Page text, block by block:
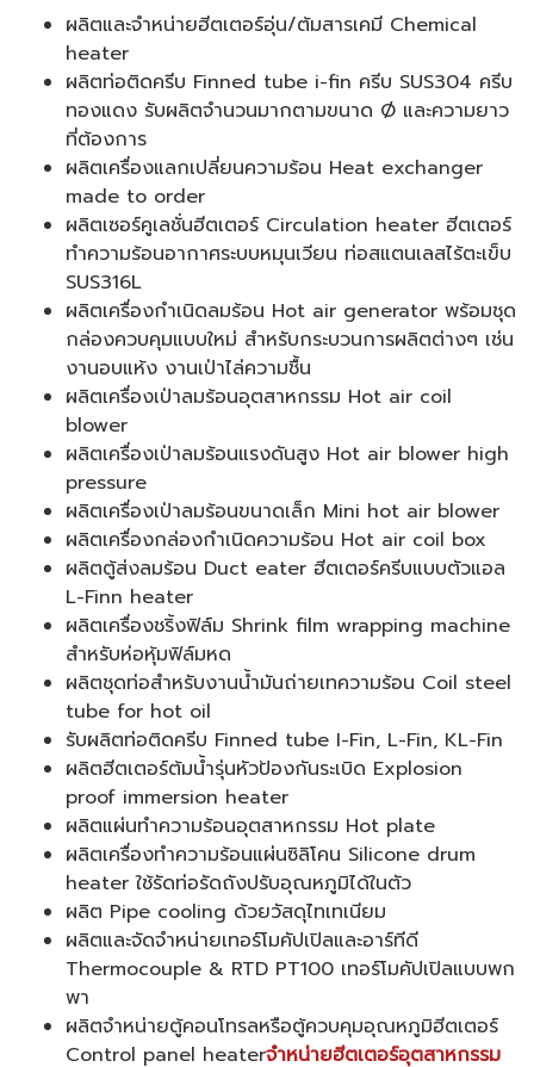
ผลิตและจำหน่ายฮีตเตอร์อุ่น/ต้มสารเคมี Chemical
heater
ผลิตท่อติดครีบ Finned tube i-fin ครีบ SUS304 ครีบ
ทองแดง รับผลิตจำนวนมากตามขนาด Ø และความยาว
ที่ต้องการ
ผลิตเครื่องแลกเปลี่ยนความร้อน Heat exchanger
made to order
ผลิตเซอร์คูเลชั่นฮีตเตอร์ Circulation heater ฮีตเตอร์
ทำความร้อนอากาศระบบหมุนเวียน ท่อสแตนเลสไร้ตะเข็บ
SUS316L
ผลิตเครื่องกำเนิดลมร้อน Hot air generator พร้อมชุด
กล่องควบคุมแบบใหม่ สำหรับกระบวนการผลิตต่างๆ เช่น
งานอบแห้ง งานเป่าไล่ความชื้น
ผลิตเครื่องเป่าลมร้อนอุตสาหกรรม Hot air coil
blower
ผลิตเครื่องเป่าลมร้อนแรงดันสูง Hot air blower high
pressure
ผลิตเครื่องเป่าลมร้อนขนาดเล็ก Mini hot air blower
ผลิตเครื่องกล่องกำเนิดความร้อน Hot air coil box
ผลิตตู้ส่งลมร้อน Duct eater ฮีตเตอร์ครีบแบบตัวแอล
L-Finn heater
ผลิตเครื่องชริ้งฟิล์ม Shrink film wrapping machine
สำหรับห่อหุ้มฟิล์มหด
ผลิตชุดท่อสำหรับงานน้ำมันถ่ายเทความร้อน Coil steel
tube for hot oil
รับผลิตท่อติดครีบ Finned tube I-Fin, L-Fin, KL-Fin
ผลิตฮีตเตอร์ต้มน้ำรุ่นหัวป้องกันระเบิด Explosion
proof immersion heater
ผลิตแผ่นทำความร้อนอุตสาหกรรม Hot plate
ผลิตเครื่องทำความร้อนแผ่นซิลิโคน Silicone drum
heater ใช้รัดท่อรัดถังปรับอุณหภูมิได้ในตัว
ผลิต Pipe cooling ด้วยวัสดุไทเทเนียม
ผลิตและจัดจำหน่ายเทอร์โมคัปเปิลและอาร์ทีดี
Thermocouple & RTD PT100 เทอร์โมคัปเปิลแบบพก
พา
ผลิตจำหน่ายตู้คอนโทรลหรือตู้ควบคุมอุณหภูมิฮีตเตอร์
Control panel heaterจำหน่ายฮีตเตอร์อุตสาหกรรม